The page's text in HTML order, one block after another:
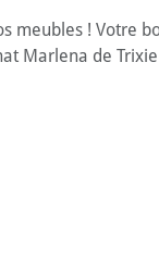
meubles ! Votre
Marlena de